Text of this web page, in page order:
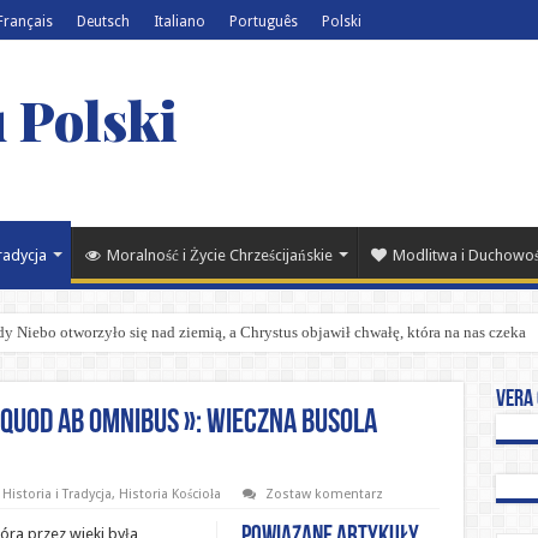
Deutsch Italiano Português Polski
Polski
Moralność i Życie Chrześcijańskie Modlitwa i
Niebo otworzyło się nad ziemią, a Chrystus objawił chwałę, która na nas czeka
ab omnibus »: Wieczna busola
Historia i Tradycja, Historia Kościoła Zostaw komentarz
przez wieki była